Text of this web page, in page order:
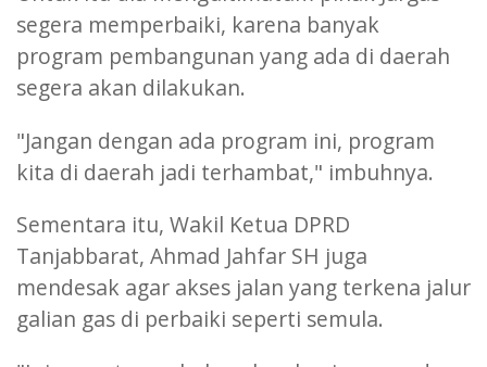
segera memperbaiki, karena banyak
program pembangunan yang ada di daerah
segera akan dilakukan.
"Jangan dengan ada program ini, program
kita di daerah jadi terhambat," imbuhnya.
Sementara itu, Wakil Ketua DPRD
Tanjabbarat, Ahmad Jahfar SH juga
mendesak agar akses jalan yang terkena jalur
galian gas di perbaiki seperti semula.